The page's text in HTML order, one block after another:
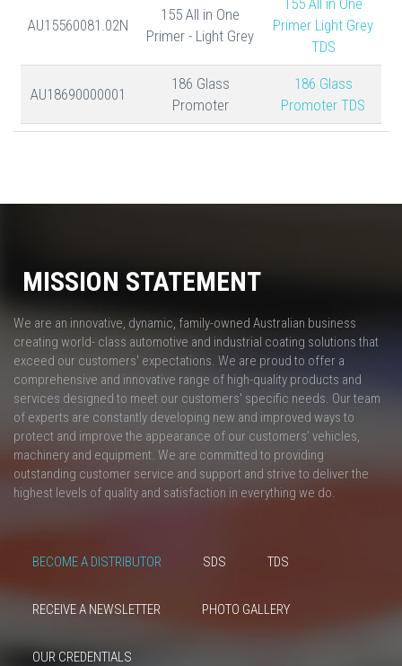
AU15560081.02N
155 All in One
Primer - Light Grey
Primer Light Grey
TDS
AU18690000001
186 Glass
Promoter
186 Glass
Promoter TDS
MISSION STATEMENT
We are an innovative, dynamic, family-owned Australian business
creating world- class automotive and industrial coating solutions that
exceed our customers' expectations. We are proud to offer a
comprehensive and innovative range of high-quality products and
services designed to meet our customers' specific needs. Our team
of experts are constantly developing new and improved ways to
protect and improve the appearance of our customers’ vehicles,
machinery and equipment. We are committed to providing
outstanding customer service and support and strive to deliver the
highest levels of quality and satisfaction in everything we do.
BECOME A DISTRIBUTOR SDS TDS
RECEIVE A NEWSLETTER PHOTO GALLERY
OUR CREDENTIALS